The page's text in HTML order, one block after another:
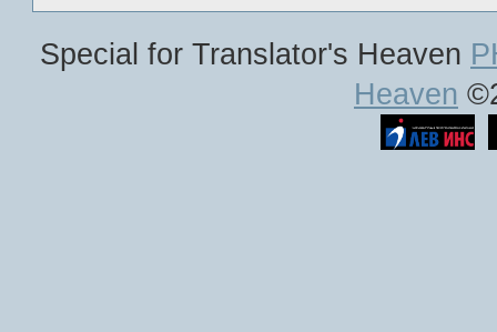
Special for Translator's Heaven
Heaven